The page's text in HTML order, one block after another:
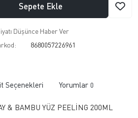
Sepete Ekle
Düşünce Haber Ver
8680057226961
Seçenekleri Yorumlar 0
& BAMBU YÜZ PEELİNG 200ML